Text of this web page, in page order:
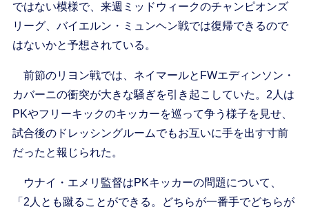
ではない模様で、来週ミッドウィークのチャンピオンズ
リーグ、バイエルン・ミュンヘン戦では復帰できるので
はないかと予想されている。
前節のリヨン戦では、ネイマールとFWエディンソン・
カバーニの衝突が大きな騒ぎを引き起こしていた。2人は
PKやフリーキックのキッカーを巡って争う様子を見せ、
試合後のドレッシングルームでもお互いに手を出す寸前
だったと報じられた。
ウナイ・エメリ監督はPKキッカーの問題について、
「2人とも蹴ることができる。どちらが一番手でどちらが